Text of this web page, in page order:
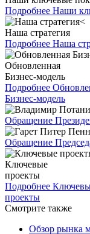
Подробнее Наши
Наша стратегия
Подробнее Наша
Обновленная
Бизнес-модель
Подробнее
Бизнес-модель
Обращение
Обращение
Ключевые
проекты
Подробнее
проекты
Смотрите также
Обзор рынка